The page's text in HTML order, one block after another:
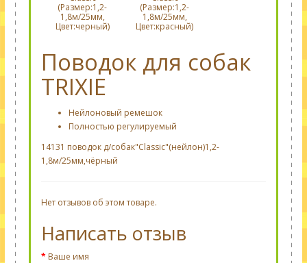
(Размер:1,2-
1,8м/25мм,
Цвет:черный)
(Размер:1,2-
1,8м/25мм,
Цвет:красный)
Поводок для собак
TRIXIE
Нейлоновый ремешок
Полностью регулируемый
14131 поводок д/собак"Classic"(нейлон)1,2-
1,8м/25мм,чёрный
Нет отзывов об этом товаре.
Написать отзыв
Ваше имя